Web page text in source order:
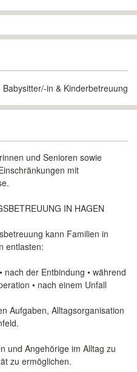
Babysitter/-in & Kinderbetreuung
und Senioren sowie
mit
IN HAGEN
kann Familien in
entlasten:
nach der Entbindung • während
• nach einem Unfall
Aufgaben, Alltagsorganisation
und Angehörige im Alltag zu
zu ermöglichen.